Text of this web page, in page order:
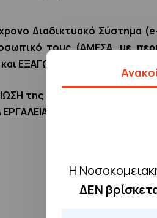
Η
ΔΕΝ
Διαδικτυακό Σύστημα
τους (ΑΜΕΣΑ, με
ΕΞΑΓΩΓΗ ΑΝΑΦΟΡΩΝ με
της (τυχόν
για τη βελτίωση της